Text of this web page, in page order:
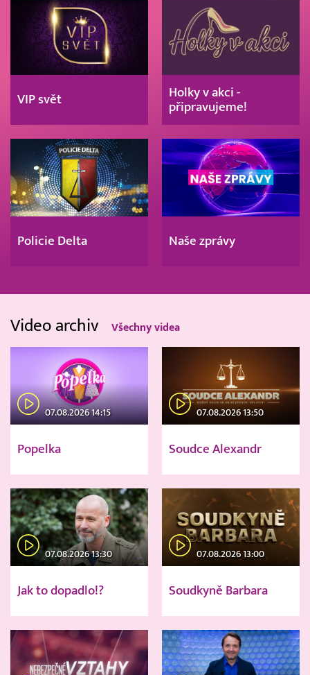
VIP svět
Holky v akci -
připravujeme!
Policie Delta Naše zprávy
Video archiv Všechny videa
07.08.2026 14:15
Popelka
07.08.2026 13:50
Soudce Alexandr
07.08.2026 13:30
Jak to dopadlo!?
07.08.2026 13:00
Soudkyně Barbara